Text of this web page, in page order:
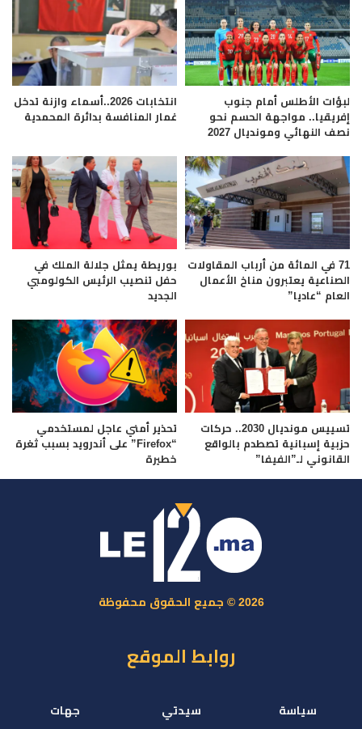
لبؤات الأطلس أمام جنوب
إفريقيا.. مواجهة الحسم نحو
نصف النهائي ومونديال 2027
انتخابات 2026..أسماء وازنة تدخل
غمار المنافسة بدائرة المحمدية
71 في المائة من أرباب المقاولات
الصناعية يعتبرون مناخ الأعمال
العام “عاديا”
بوريطة يمثل جلالة الملك في
حفل تنصيب الرئيس الكولومبي
الجديد
تسييس مونديال 2030.. حركات
حزبية إسبانية تصطدم بالواقع
القانوني لـ”الفيفا”
تحذير أمني عاجل لمستخدمي
“Firefox” على أندرويد بسبب ثغرة
خطيرة
2026 © جميع الحقوق محفوظة
روابط الموقع
سياسة سيدتي جهات